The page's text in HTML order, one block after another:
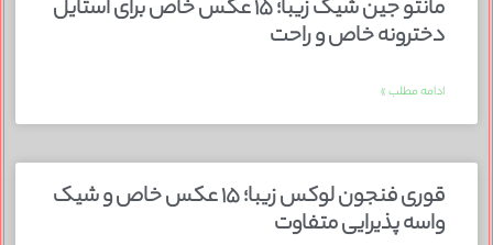
مانتو جین شیک زیبا؛ ۱۵ عکس خاص برای استایل
دخترونه خاص و راحت
ادامه مطلب »
قوری فنجون لوکس زیبا؛ ۱۵ عکس خاص و شیک
واسه پذیرایی متفاوت